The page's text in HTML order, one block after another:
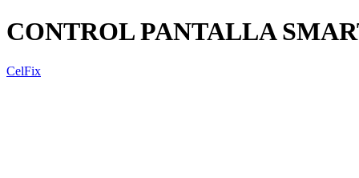
CONTROL PANTALLA
CelFix